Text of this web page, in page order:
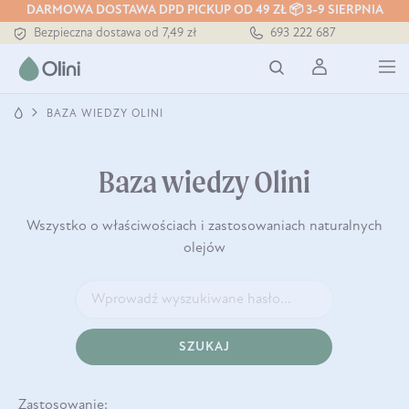
DARMOWA DOSTAWA DPD PICKUP OD 49 ZŁ 📦 3-9 SIERPNIA
Bezpieczna dostawa od 7,49 zł
Darmowa dostawa od 199 zł
Tłoczony zawsze na zimno
693 222 687
BAZA WIEDZY OLINI
Baza wiedzy Olini
Wszystko o właściwościach i zastosowaniach naturalnych
olejów
SZUKAJ
Zastosowanie: